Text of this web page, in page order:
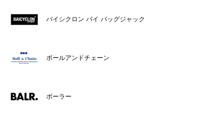
バイシクロン バイ バッグジャック
ボールアンドチェーン
ボーラー